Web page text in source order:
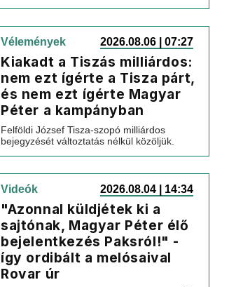
Vélemények 2026.08.06 | 07:27
Kiakadt a Tiszás milliárdos:
nem ezt ígérte a Tisza párt,
és nem ezt ígérte Magyar
Péter a kampányban
Felföldi József Tisza-szopó milliárdos
bejegyzését változtatás nélkül közöljük.
Videók 2026.08.04 | 14:34
"Azonnal küldjétek ki a
sajtónak, Magyar Péter élő
bejelentkezés Paksról!" -
így ordibált a melósaival
Rovar úr